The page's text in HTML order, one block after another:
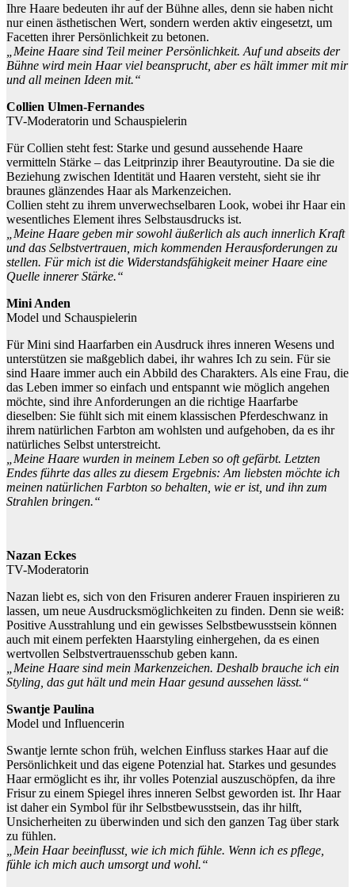
Ihre Haare bedeuten ihr auf der Bühne alles, denn sie haben nicht
nur einen ästhetischen Wert, sondern werden aktiv eingesetzt, um
Facetten ihrer Persönlichkeit zu betonen.
„Meine Haare sind Teil meiner Persönlichkeit. Auf und abseits der
Bühne wird mein Haar viel beansprucht, aber es hält immer mit mir
und all meinen Ideen mit.“
Collien Ulmen-Fernandes
TV-Moderatorin und Schauspielerin
Für Collien steht fest: Starke und gesund aussehende Haare
vermitteln Stärke – das Leitprinzip ihrer Beautyroutine. Da sie die
Beziehung zwischen Identität und Haaren versteht, sieht sie ihr
braunes glänzendes Haar als Markenzeichen.
Collien steht zu ihrem unverwechselbaren Look, wobei ihr Haar ein
wesentliches Element ihres Selbstausdrucks ist.
„Meine Haare geben mir sowohl äußerlich als auch innerlich Kraft
und das Selbstvertrauen, mich kommenden Herausforderungen zu
stellen. Für mich ist die Widerstandsfähigkeit meiner Haare eine
Quelle innerer Stärke.“
Mini Anden
Model und Schauspielerin
Für Mini sind Haarfarben ein Ausdruck ihres inneren Wesens und
unterstützen sie maßgeblich dabei, ihr wahres Ich zu sein. Für sie
sind Haare immer auch ein Abbild des Charakters. Als eine Frau, die
das Leben immer so einfach und entspannt wie möglich angehen
möchte, sind ihre Anforderungen an die richtige Haarfarbe
dieselben: Sie fühlt sich mit einem klassischen Pferdeschwanz in
ihrem natürlichen Farbton am wohlsten und aufgehoben, da es ihr
natürliches Selbst unterstreicht.
„Meine Haare wurden in meinem Leben so oft gefärbt. Letzten
Endes führte das alles zu diesem Ergebnis: Am liebsten möchte ich
meinen natürlichen Farbton so behalten, wie er ist, und ihn zum
Strahlen bringen.“
Nazan Eckes
TV-Moderatorin
Nazan liebt es, sich von den Frisuren anderer Frauen inspirieren zu
lassen, um neue Ausdrucksmöglichkeiten zu finden. Denn sie weiß:
Positive Ausstrahlung und ein gewisses Selbstbewusstsein können
auch mit einem perfekten Haarstyling einhergehen, da es einen
wertvollen Selbstvertrauensschub geben kann.
„Meine Haare sind mein Markenzeichen. Deshalb brauche ich ein
Styling, das gut hält und mein Haar gesund aussehen lässt.“
Swantje Paulina
Model und Influencerin
Swantje lernte schon früh, welchen Einfluss starkes Haar auf die
Persönlichkeit und das eigene Potenzial hat. Starkes und gesundes
Haar ermöglicht es ihr, ihr volles Potenzial auszuschöpfen, da ihre
Frisur zu einem Spiegel ihres inneren Selbst geworden ist. Ihr Haar
ist daher ein Symbol für ihr Selbstbewusstsein, das ihr hilft,
Unsicherheiten zu überwinden und sich den ganzen Tag über stark
zu fühlen.
„Mein Haar beeinflusst, wie ich mich fühle. Wenn ich es pflege,
fühle ich mich auch umsorgt und wohl.“